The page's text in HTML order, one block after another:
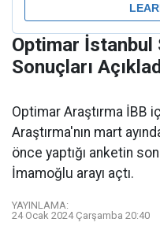
Optimar İstanbul
Sonuçları
Optimar Araştırma İBB
Araştırma'nın mart
önce yaptığı anketin
İmamoğlu arayı açtı.
YAYINLAMA:
24 Ocak 2024 Çarşamba 20:40